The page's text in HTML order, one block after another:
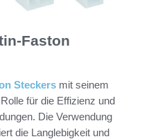
Faston
Steckers mit seinem
für die Effizienz und
Die Verwendung
die Langlebigkeit und